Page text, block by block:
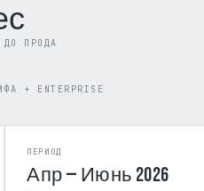
ПРОДА
+ ENTERPRISE
ПЕРИОД
Апр — Июнь 2026